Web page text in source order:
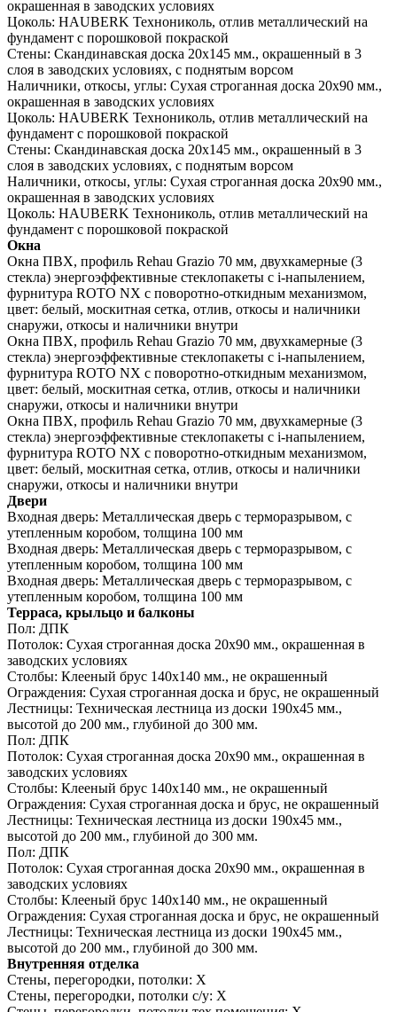
окрашенная в заводских условиях
Цоколь: HAUBERK Технониколь, отлив металлический на
фундамент с порошковой покраской
Стены: Скандинавская доска 20х145 мм., окрашенный в 3
слоя в заводских условиях, с поднятым ворсом
Наличники, откосы, углы: Сухая строганная доска 20х90 мм.,
окрашенная в заводских условиях
Цоколь: HAUBERK Технониколь, отлив металлический на
фундамент с порошковой покраской
Стены: Скандинавская доска 20х145 мм., окрашенный в 3
слоя в заводских условиях, с поднятым ворсом
Наличники, откосы, углы: Сухая строганная доска 20х90 мм.,
окрашенная в заводских условиях
Цоколь: HAUBERK Технониколь, отлив металлический на
фундамент с порошковой покраской
Окна
Окна ПВХ, профиль Rehau Grazio 70 мм, двухкамерные (3
стекла) энергоэффективные стеклопакеты c i-напылением,
фурнитура ROTO NX с поворотно-откидным механизмом,
цвет: белый, москитная сетка, отлив, откосы и наличники
снаружи, откосы и наличники внутри
Окна ПВХ, профиль Rehau Grazio 70 мм, двухкамерные (3
стекла) энергоэффективные стеклопакеты c i-напылением,
фурнитура ROTO NX с поворотно-откидным механизмом,
цвет: белый, москитная сетка, отлив, откосы и наличники
снаружи, откосы и наличники внутри
Окна ПВХ, профиль Rehau Grazio 70 мм, двухкамерные (3
стекла) энергоэффективные стеклопакеты c i-напылением,
фурнитура ROTO NX с поворотно-откидным механизмом,
цвет: белый, москитная сетка, отлив, откосы и наличники
снаружи, откосы и наличники внутри
Двери
Входная дверь: Металлическая дверь с терморазрывом, с
утепленным коробом, толщина 100 мм
Входная дверь: Металлическая дверь с терморазрывом, с
утепленным коробом, толщина 100 мм
Входная дверь: Металлическая дверь с терморазрывом, с
утепленным коробом, толщина 100 мм
Терраса, крыльцо и балконы
Пол: ДПК
Потолок: Сухая строганная доска 20х90 мм., окрашенная в
заводских условиях
Столбы: Клееный брус 140х140 мм., не окрашенный
Ограждения: Сухая строганная доска и брус, не окрашенный
Лестницы: Техническая лестница из доски 190х45 мм.,
высотой до 200 мм., глубиной до 300 мм.
Пол: ДПК
Потолок: Сухая строганная доска 20х90 мм., окрашенная в
заводских условиях
Столбы: Клееный брус 140х140 мм., не окрашенный
Ограждения: Сухая строганная доска и брус, не окрашенный
Лестницы: Техническая лестница из доски 190х45 мм.,
высотой до 200 мм., глубиной до 300 мм.
Пол: ДПК
Потолок: Сухая строганная доска 20х90 мм., окрашенная в
заводских условиях
Столбы: Клееный брус 140х140 мм., не окрашенный
Ограждения: Сухая строганная доска и брус, не окрашенный
Лестницы: Техническая лестница из доски 190х45 мм.,
высотой до 200 мм., глубиной до 300 мм.
Внутренняя отделка
Стены, перегородки, потолки: Х
Стены, перегородки, потолки с/у: Х